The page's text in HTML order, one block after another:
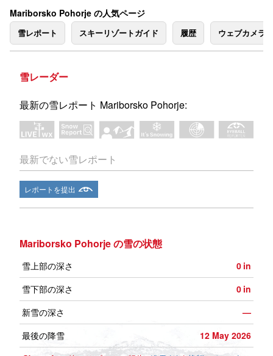
Mariborsko Pohorje の人気ページ
雪レポート スキーリゾートガイド 履歴 ウェブカメラ
雪レーダー
最新の雪レポート Mariborsko Pohorje:
最新でない雪レポート
レポートを提出
Mariborsko Pohorje の雪の状態
雪上部の深さ 0 in
雪下部の深さ
0 in
新雪の深さ
—
最後の降雪
12 May 2026